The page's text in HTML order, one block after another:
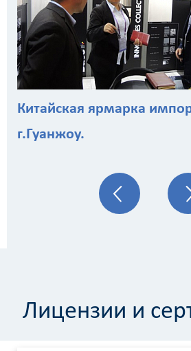
Китайская ярмарка
г.Гуанжоу.
Лицензии и